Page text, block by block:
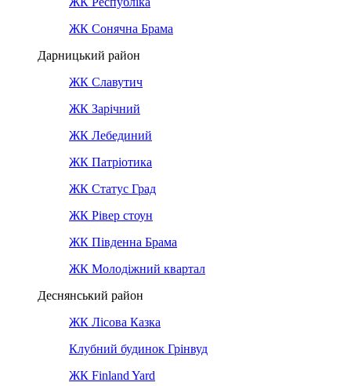
ЖК Сонячна Брама
Дарницький район
ЖК Славутич
ЖК Зарічний
ЖК Лебединий
ЖК Патріотика
ЖК Статус Град
ЖК Рівер стоун
ЖК Південна Брама
ЖК Молодіжний квартал
Деснянський район
ЖК Лісова Казка
Клубний будинок Грінвуд
ЖК Finland Yard